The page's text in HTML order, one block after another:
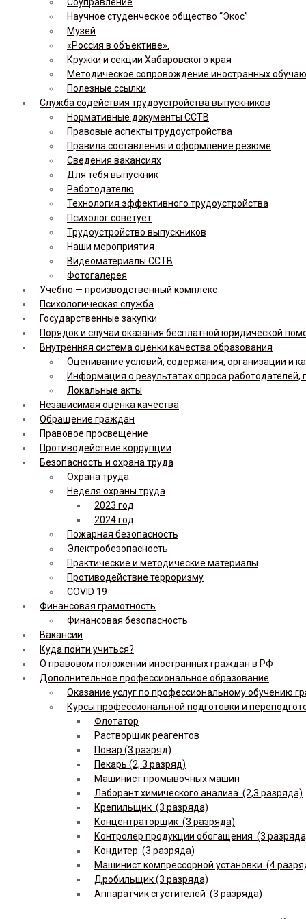
Научное студенческое общество “Экос”
Музей
«Россия в объективе».
Кружки и секции Хабаровского края
Методическое сопровождение иностранных
Полезные ссылки
Служба содействия трудоустройства выпускников
Нормативные документы ССТВ
Правовые аспекты трудоустройства
Правила составления и оформление резюме
Сведения вакансиях
Для тебя выпускник
Работодателю
Технология эффективного трудоустройства
Психолог советует
Трудоустройство выпускников
Наши мероприятия
Видеоматериалы ССТВ
Фотогалерея
Учебно — производственный комплекс
Психологическая служба
Государственные закупки
Порядок и случаи оказания бесплатной юридической
Внутренняя система оценки качества образования
Оценивание условий, содержания, организации и
Информация о результатах опроса
Локальные акты
Независимая оценка качества
Обращение граждан
Правовое просвещение
Противодействие коррупции
Безопасность и охрана труда
Охрана труда
Неделя охраны труда
2023 год
2024 год
Пожарная безопасность
Электробезопасность
Практические и методические материалы
Противодействие терроризму
COVID 19
Финансовая грамотность
Финансовая безопасность
Вакансии
Куда пойти учиться?
О правовом положении иностранных граждан в РФ
Дополнительное профессиональное образование
Оказание услуг по профессиональному обучению
Курсы профессиональной подготовки и
Флотатор
Растворщик реагентов
Повар (3 разряд)
Пекарь (2, 3 разряд)
Машинист промывочных машин
Лаборант химического анализа (2,3 разряда)
Крепильщик (3 разряда)
Концентраторщик (3 разряда)
Контролер продукции обогащения (3
Кондитер (3 разряда)
Машинист компрессорной установки (4
Дробильщик (3 разряда)
Аппаратчик сгустителей (3 разряда)